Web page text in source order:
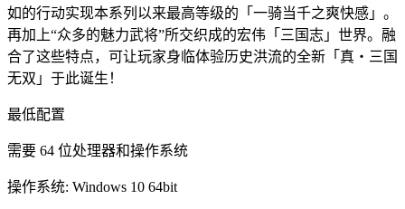
如的行动实现本系列以来最高等级的「一骑当千之爽快感」。
再加上“众多的魅力武将”所交织成的宏伟「三国志」世界。融
合了这些特点，可让玩家身临体验历史洪流的全新「真・三国
无双」于此诞生！
最低配置
需要 64 位处理器和操作系统
操作系统: Windows 10 64bit